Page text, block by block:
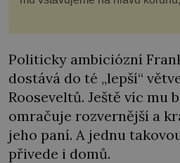
pro které je k neuvěření, že
Politicky ambiciózní
dostává do té „lepší“
Rooseveltů. Ještě víc mu
omračuje rozvernější a
jeho paní. A jednu
přivede i domů.